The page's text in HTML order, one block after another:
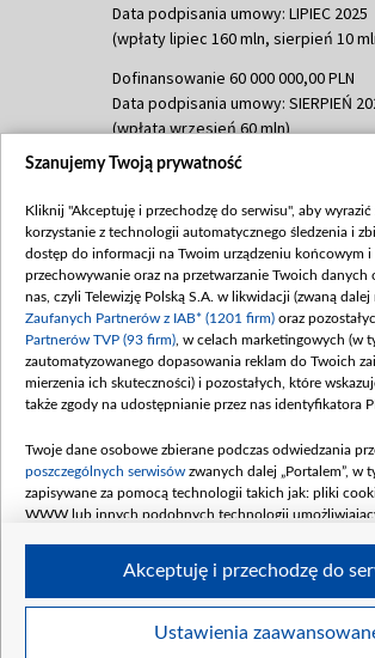
Data podpisania umowy: LIPIEC 2025
(wpłaty lipiec 160 mln, sierpień 10
Dofinansowanie 60 000 000,00 PLN
Data podpisania umowy: SIERPIEŃ
(wpłata wrzesień 60 mln)
Dofinansowanie 635 783 051,21 PLN
(wpłata wrzesień 100 mln,
mln, listopad 265 mln)
Dofinansowanie 48 862 000,00 PLN
Data podpisania umowy: GRUDZIEŃ
(wpłata grudzień 60,548 mln)
Dofinansowanie 900 000 000,00 PLN
Data podpisania umowy: LUTY 2026
kwiecień 180 mln, 7 maja 180 mln, 8
czerwca 90 mln)
Dofinansowanie 250 000 000,00 PLN
4 sierpnia 250 mln
Szanujemy Twoją prywatność
Kliknij "Akceptuję i przechodzę do serwisu", aby wyrazić
korzystanie z technologii automatycznego śledzenia i
dostęp do informacji na Twoim urządzeniu końcowym i
przechowywanie oraz na przetwarzanie Twoich danych
nas, czyli Telewizję Polską S.A. w likwidacji (zwaną dalej
Zaufanych Partnerów z IAB* (1201 firm) oraz
Partnerów TVP (93 firm) , w celach marketingowych (w
zautomatyzowanego dopasowania reklam do Twoich
mierzenia ich skuteczności) i pozostałych, które
także zgody na udostępnianie przez nas identyfikatora
Twoje dane osobowe zbierane podczas odwiedzania
poszczególnych serwisów zwanych dalej „Portalem”, w
zapisywane za pomocą technologii takich jak: pliki
WWW lub innych podobnych technologii
Twoje dane osobowe zbierane podczas odwiedzania
Ustawienia
Akceptuję i przechodzę do